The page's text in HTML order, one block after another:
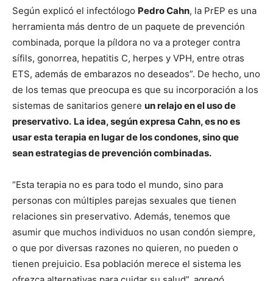
Según explicó el infectólogo Pedro Cahn, la PrEP es una
herramienta más dentro de un paquete de prevención
combinada, porque la píldora no va a proteger contra
sífils, gonorrea, hepatitis C, herpes y VPH, entre otras
ETS, además de embarazos no deseados”. De hecho, uno
de los temas que preocupa es que su incorporación a los
sistemas de sanitarios genere un relajo en el uso de
preservativo. La idea, según expresa Cahn, es no es
usar esta terapia en lugar de los condones, sino que
sean estrategias de prevención combinadas.
“Esta terapia no es para todo el mundo, sino para
personas con múltiples parejas sexuales que tienen
relaciones sin preservativo. Además, tenemos que
asumir que muchos individuos no usan condón siempre,
o que por diversas razones no quieren, no pueden o
tienen prejuicio. Esa población merece el sistema les